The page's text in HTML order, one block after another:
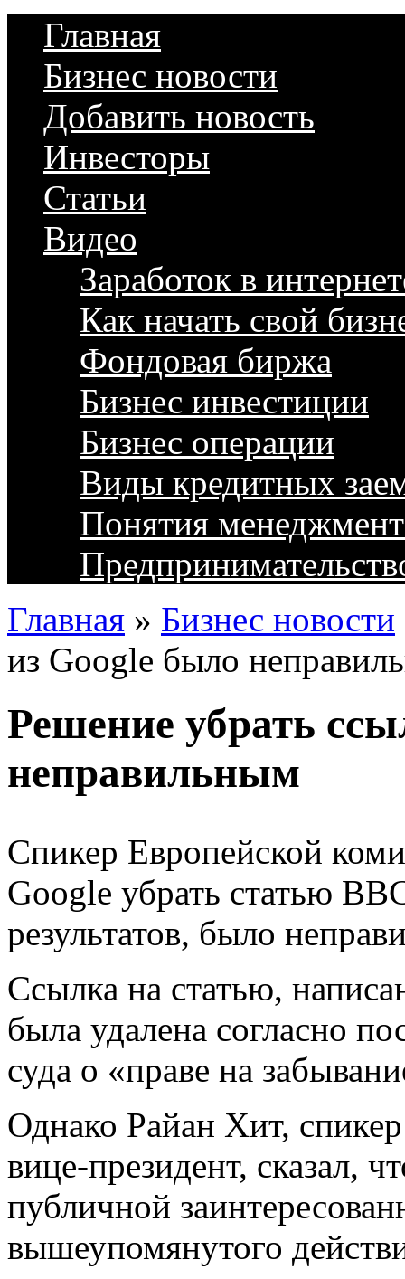
Главная
Бизнес новости
Добавить новость
Инвесторы
Статьи
Видео
Заработок в
Как начать свой
Фондовая биржа
Бизнес инвестиции
Бизнес операции
Виды кредитных
Понятия
Главная » Бизнес новости
из Google было
Решение убрать
неправильным
Спикер Европейской
Google убрать статью
результатов, было
Ссылка на статью,
была удалена согласно
суда о «праве на
Однако Райан Хит,
вице-президент, сказал,
публичной
вышеупомянутого